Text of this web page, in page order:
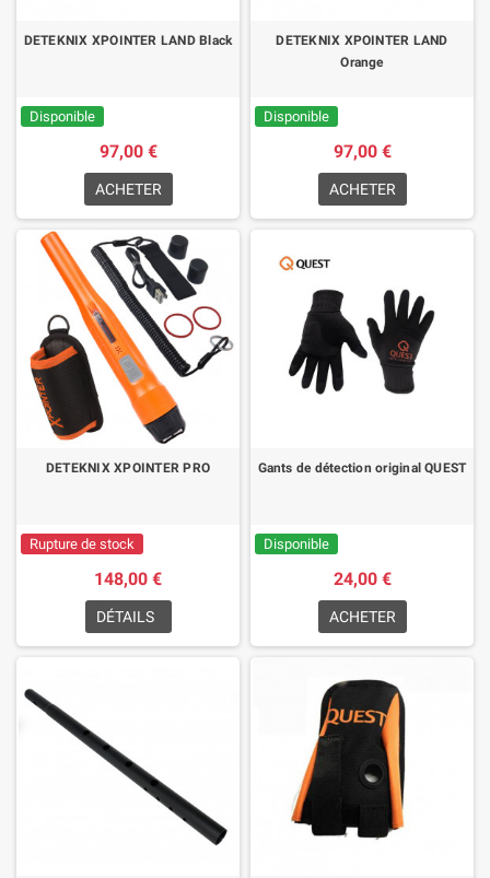
DETEKNIX XPOINTER LAND Black
Disponible
97,00 €
ACHETER
DETEKNIX XPOINTER LAND
Orange
Disponible
97,00 €
ACHETER
DETEKNIX XPOINTER PRO
Rupture de stock
148,00 €
DÉTAILS
Gants de détection original QUEST
Disponible
24,00 €
ACHETER